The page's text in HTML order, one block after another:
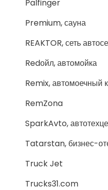
Palfinger
Premium, сауна
REAKTOR, сеть
Redойл, автомойка
Remix, автомоечный
RemZona
SparkAvto,
Tatarstan, бизнес-
Truck Jet
Trucks31.com